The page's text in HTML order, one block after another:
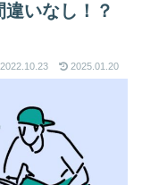
いなし！？
2022.10.23 2025.01.20